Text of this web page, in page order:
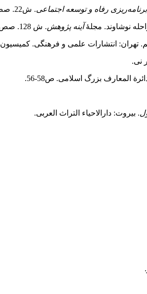
رفاه و توسعه اجتماعی. ش22. صص24-1.
آینه پژوهش. ش 128. صص27 تا 32.
تهران: انتشارات علمی و فرهنگی.
نی.
. بیروت: دارالاحیاء التراث العربی.